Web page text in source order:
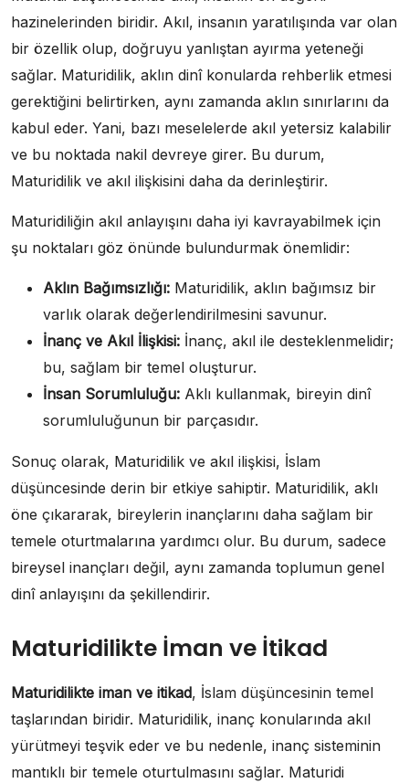
hazinelerinden biridir. Akıl, insanın yaratılışında var olan
bir özellik olup, doğruyu yanlıştan ayırma yeteneği
sağlar. Maturidilik, aklın dinî konularda rehberlik etmesi
gerektiğini belirtirken, aynı zamanda aklın sınırlarını da
kabul eder. Yani, bazı meselelerde akıl yetersiz kalabilir
ve bu noktada nakil devreye girer. Bu durum,
Maturidilik ve akıl ilişkisini daha da derinleştirir.
Maturidiliğin akıl anlayışını daha iyi kavrayabilmek için
şu noktaları göz önünde bulundurmak önemlidir:
Aklın Bağımsızlığı: Maturidilik, aklın bağımsız bir
varlık olarak değerlendirilmesini savunur.
İnanç ve Akıl İlişkisi: İnanç, akıl ile desteklenmelidir;
bu, sağlam bir temel oluşturur.
İnsan Sorumluluğu: Aklı kullanmak, bireyin dinî
sorumluluğunun bir parçasıdır.
Sonuç olarak, Maturidilik ve akıl ilişkisi, İslam
düşüncesinde derin bir etkiye sahiptir. Maturidilik, aklı
öne çıkararak, bireylerin inançlarını daha sağlam bir
temele oturtmalarına yardımcı olur. Bu durum, sadece
bireysel inançları değil, aynı zamanda toplumun genel
dinî anlayışını da şekillendirir.
Maturidilikte İman ve İtikad
Maturidilikte iman ve itikad, İslam düşüncesinin temel
taşlarından biridir. Maturidilik, inanç konularında akıl
yürütmeyi teşvik eder ve bu nedenle, inanç sisteminin
mantıklı bir temele oturtulmasını sağlar. Maturidi